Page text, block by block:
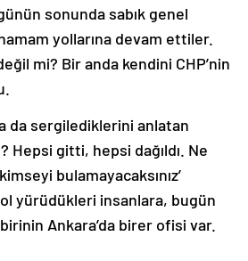
sonunda sabık genel
yollarına devam ettiler.
mi? Bir anda kendini CHP’nin
da sergilediklerini anlatan
Hepsi gitti, hepsi dağıldı. Ne
bulamayacaksınız’
yürüdükleri insanlara, bugün
Ankara’da birer ofisi var.